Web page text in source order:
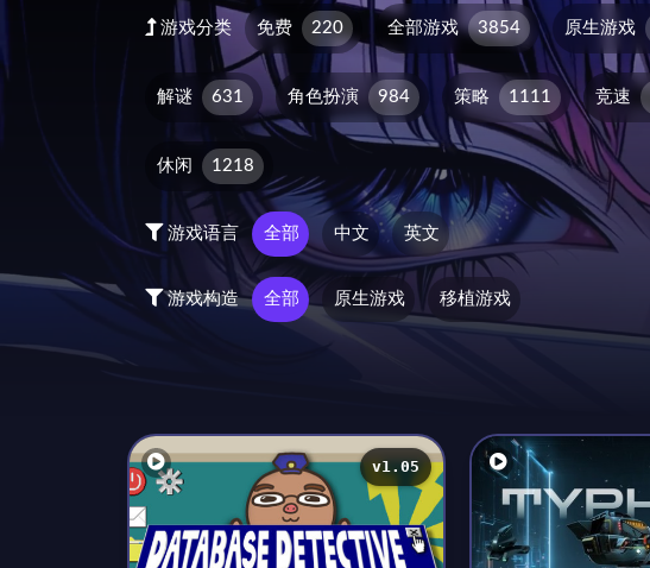
游戏分类 免费 220 全部游戏 3854 原生游戏
解谜 631 角色扮演 984 策略 1111 竞速
休闲 1218
游戏语言 全部 中文 英文
游戏构造 全部 原生游戏 移植游戏
v1.05